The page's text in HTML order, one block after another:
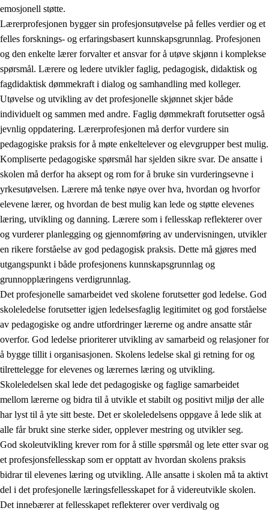
emosjonell støtte.
Lærerprofesjonen bygger sin profesjonsutøvelse på felles verdier og et
felles forsknings- og erfaringsbasert kunnskapsgrunnlag. Profesjonen
og den enkelte lærer forvalter et ansvar for å utøve skjønn i komplekse
spørsmål. Lærere og ledere utvikler faglig, pedagogisk, didaktisk og
fagdidaktisk dømmekraft i dialog og samhandling med kolleger.
Utøvelse og utvikling av det profesjonelle skjønnet skjer både
individuelt og sammen med andre. Faglig dømmekraft forutsetter også
jevnlig oppdatering. Lærerprofesjonen må derfor vurdere sin
pedagogiske praksis for å møte enkeltelever og elevgrupper best mulig.
Kompliserte pedagogiske spørsmål har sjelden sikre svar. De ansatte i
skolen må derfor ha aksept og rom for å bruke sin vurderingsevne i
yrkesutøvelsen. Lærere må tenke nøye over hva, hvordan og hvorfor
elevene lærer, og hvordan de best mulig kan lede og støtte elevenes
læring, utvikling og danning. Lærere som i fellesskap reflekterer over
og vurderer planlegging og gjennomføring av undervisningen, utvikler
en rikere forståelse av god pedagogisk praksis. Dette må gjøres med
utgangspunkt i både profesjonens kunnskapsgrunnlag og
grunnopplæringens verdigrunnlag.
Det profesjonelle samarbeidet ved skolene forutsetter god ledelse. God
skoleledelse forutsetter igjen ledelsesfaglig legitimitet og god forståelse
av pedagogiske og andre utfordringer lærerne og andre ansatte står
overfor. God ledelse prioriterer utvikling av samarbeid og relasjoner for
å bygge tillit i organisasjonen. Skolens ledelse skal gi retning for og
tilrettelegge for elevenes og lærernes læring og utvikling.
Skoleledelsen skal lede det pedagogiske og faglige samarbeidet
mellom lærerne og bidra til å utvikle et stabilt og positivt miljø der alle
har lyst til å yte sitt beste. Det er skoleledelsens oppgave å lede slik at
alle får brukt sine sterke sider, opplever mestring og utvikler seg.
God skoleutvikling krever rom for å stille spørsmål og lete etter svar og
et profesjonsfellesskap som er opptatt av hvordan skolens praksis
bidrar til elevenes læring og utvikling. Alle ansatte i skolen må ta aktivt
del i det profesjonelle læringsfellesskapet for å videreutvikle skolen.
Det innebærer at fellesskapet reflekterer over verdivalg og